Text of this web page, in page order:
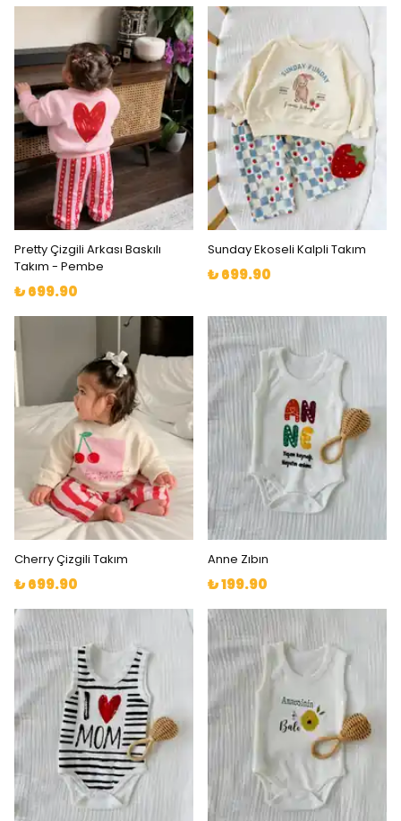
Pretty Çizgili Arkası Baskılı
Takım - Pembe
₺ 699.90
Sunday Ekoseli Kalpli Takım
₺ 699.90
Cherry Çizgili Takım
₺ 699.90
Anne Zıbın
₺ 199.90